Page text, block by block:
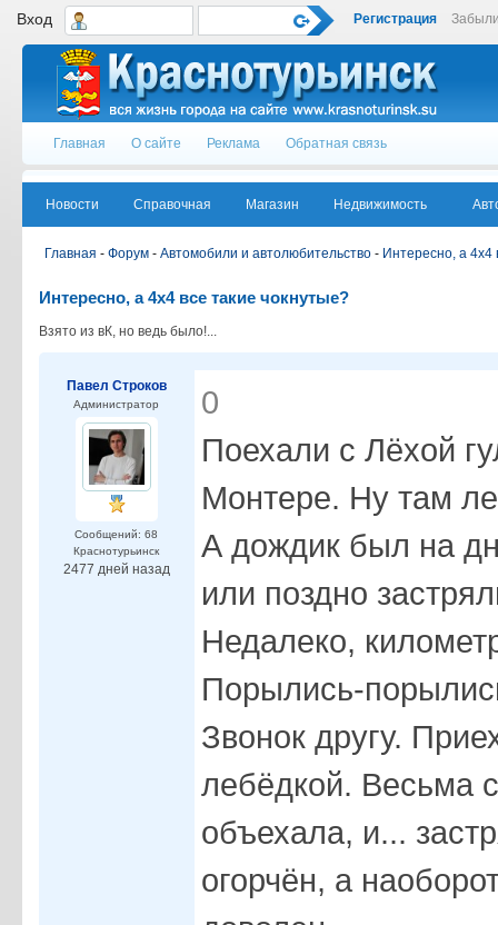
Вход Регистрация
Главная О сайте Реклама Обратная связь
Новости Справочная Магазин Недвижимость
Главная - Форум - Автомобили и автолюбительство - Интересно, а 4х4
Интересно, а 4х4 все такие чокнутые?
Взято из вК, но ведь было!...
Павел Строков
Администратор
Сообщений: 68
Краснотурьинск
2477 дней назад
0
Поехали с Лёхой
Монтере. Ну там
А дождик был на
или поздно
Недалеко,
Порылись-
Звонок другу.
лебёдкой. Весьма
объехала, и...
огорчён, а